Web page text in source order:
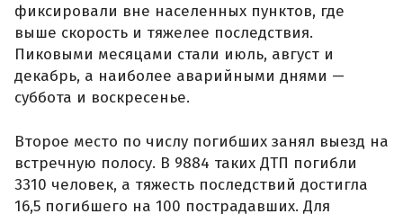
фиксировали вне населенных пунктов, где
выше скорость и тяжелее последствия.
Пиковыми месяцами стали июль, август и
декабрь, а наиболее аварийными днями —
суббота и воскресенье.
Второе место по числу погибших занял выезд на
встречную полосу. В 9884 таких ДТП погибли
3310 человек, а тяжесть последствий достигла
16,5 погибшего на 100 пострадавших. Для